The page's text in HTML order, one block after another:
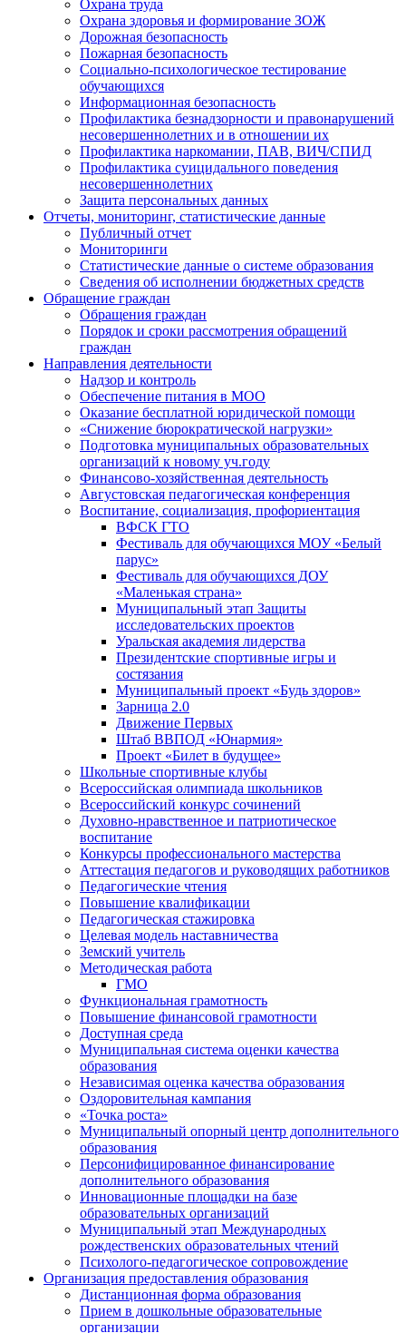
Охрана труда
Охрана здоровья и формирование ЗОЖ
Дорожная безопасность
Пожарная безопасность
Социально-психологическое тестирование
обучающихся
Информационная безопасность
Профилактика безнадзорности и правонарушений
несовершеннолетних и в отношении их
Профилактика наркомании, ПАВ, ВИЧ/СПИД
Профилактика суицидального поведения
несовершеннолетних
Защита персональных данных
Отчеты, мониторинг, статистические данные
Публичный отчет
Мониторинги
Статистические данные о системе образования
Сведения об исполнении бюджетных средств
Обращение граждан
Обращения граждан
Порядок и сроки рассмотрения обращений
граждан
Направления деятельности
Надзор и контроль
Обеспечение питания в МОО
Оказание бесплатной юридической помощи
«Снижение бюрократической нагрузки»
Подготовка муниципальных образовательных
организаций к новому уч.году
Финансово-хозяйственная деятельность
Августовская педагогическая конференция
Воспитание, социализация, профориентация
ВФСК ГТО
Фестиваль для обучающихся МОУ «Белый
парус»
Фестиваль для обучающихся ДОУ
«Маленькая страна»
Муниципальный этап Защиты
исследовательских проектов
Уральская академия лидерства
Президентские спортивные игры и
состязания
Муниципальный проект «Будь здоров»
Зарница 2.0
Движение Первых
Штаб ВВПОД «Юнармия»
Проект «Билет в будущее»
Школьные спортивные клубы
Всероссийская олимпиада школьников
Всероссийский конкурс сочинений
Духовно-нравственное и патриотическое
воспитание
Конкурсы профессионального мастерства
Аттестация педагогов и руководящих работников
Педагогические чтения
Повышение квалификации
Педагогическая стажировка
Целевая модель наставничества
Земский учитель
Методическая работа
ГМО
Функциональная грамотность
Повышение финансовой грамотности
Доступная среда
Муниципальная система оценки качества
образования
Независимая оценка качества образования
Оздоровительная кампания
«Точка роста»
Муниципальный опорный центр дополнительного
образования
Персонифицированное финансирование
дополнительного образования
Инновационные площадки на базе
образовательных организаций
Муниципальный этап Международных
рождественских образовательных чтений
Психолого-педагогическое сопровождение
Организация предоставления образования
Дистанционная форма образования
Прием в дошкольные образовательные
организации